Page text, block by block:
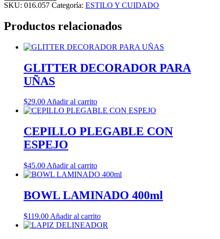
SKU: 016.057 Categoría: ESTILO Y CUIDADO
Productos relacionados
GLITTER DECORADOR PARA
UÑAS
$29.00Añadir al carrito
CEPILLO PLEGABLE CON
ESPEJO
$45.00 Añadir al carrito
BOWL LAMINADO 400ml
$119.00 Añadir al carrito